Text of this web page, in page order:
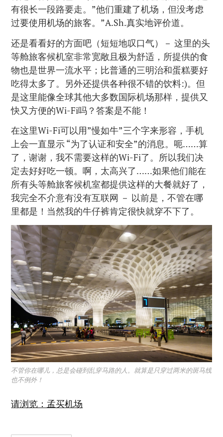
有很长一段路要走。”他们重建了机场，但没考虑
过要使用机场的旅客。”A.Sh.真实地评价道。
还是看看好的方面吧（短短地叹口气）－ 这里的头
等舱旅客候机室非常宽敞且极为舒适，所提供的食
物也是世界一流水平；比普通的三明治和蛋糕要好
吃得太多了。另外还提供各种很不错的饮料:)。但
是这里能像全球其他大多数国际机场那样，提供又
快又方便的Wi-Fi吗？答案是不能！
在这里Wi-Fi可以用”慢如牛”三个字来形容，手机
上会一直显示 “为了认证和安全”的消息。呃……算
了，谢谢，我不需要这样的Wi-Fi了。所以我们决
定去好好吃一顿。啊，太高兴了……如果他们能在
所有头等舱旅客候机室都提供这样的大餐就好了，
我完全不介意有没有互联网 － 以前是，不管在哪
里都是！当然我的牛仔裤肯定很快就穿不下了。
不管你在哪儿，总是会碰到乱穿马路的人。就算是只穿过两米的斑马线
也不例外！
请浏览：孟买机场